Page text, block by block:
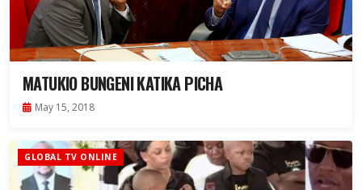
MATUKIO BUNGENI KATIKA PICHA
May 15, 2018
GLOBAL TV ONLINE